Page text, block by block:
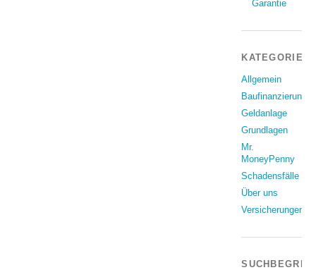
Garantie
KATEGORIEN
Allgemein
Baufinanzierung
Geldanlage
Grundlagen
Mr.
MoneyPenny
Schadensfälle
Über uns
Versicherungen